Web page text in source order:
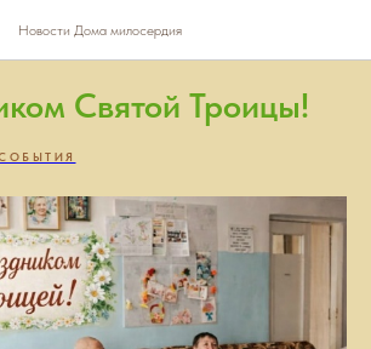
Новости Дома милосердия
Святой Троицы!